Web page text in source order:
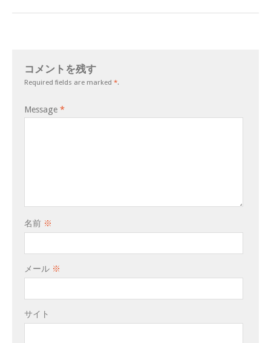
コメントを残す
Required fields are marked *.
Message *
名前 ※
メール ※
サイト